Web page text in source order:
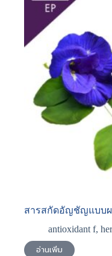
สารสกัดอัญชัญแบบผ
antioxidant f,
อ่านเพิ่ม